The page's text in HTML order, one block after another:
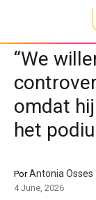
“We
omdat
het
PorAntonia Osses
4 June, 2026